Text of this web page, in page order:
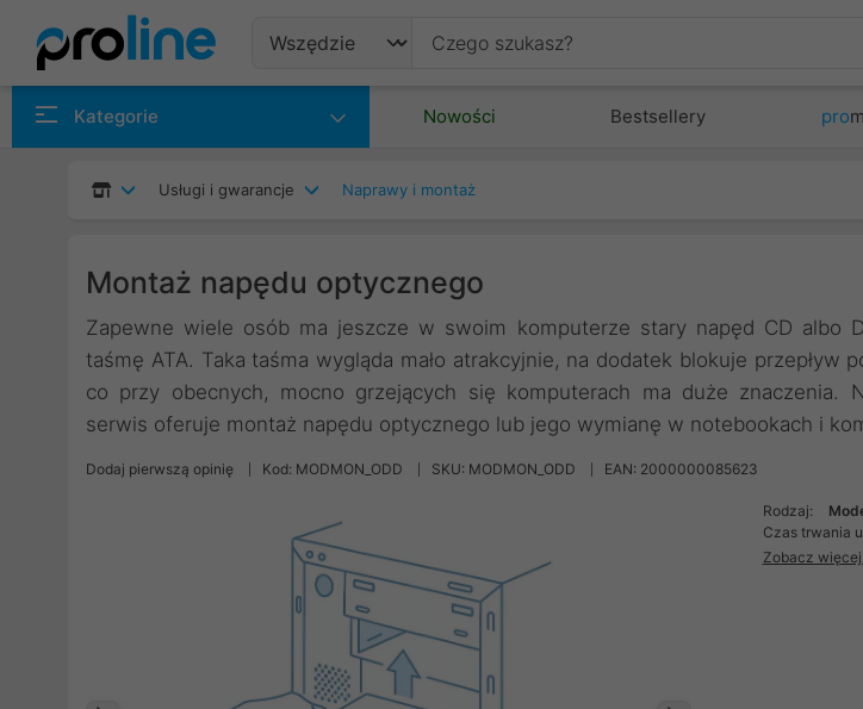
Kategorie Nowości Bestsellery pro
Usługi i gwarancje Naprawy i montaż
Montaż napędu optycznego
Zapewne wiele osób ma jeszcze w swoim komputerze stary napęd CD albo
taśmę ATA. Taka taśma wygląda mało atrakcyjnie, na dodatek blokuje przepływ
co przy obecnych, mocno grzejących się komputerach ma duże znaczenia.
serwis oferuje montaż napędu optycznego lub jego wymianę w notebookach i
Dodaj pierwszą opinię Kod: MODMON_ODD SKU: MODMON_ODD EAN: 2000000085623
Rodzaj:
Czas trwania
Zobacz